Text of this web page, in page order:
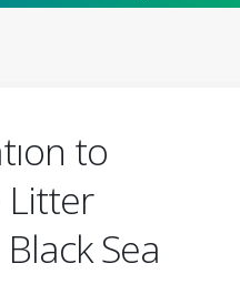
to
Litter
Sea